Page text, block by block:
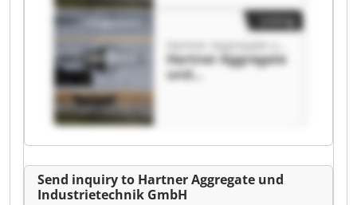
Industrietechnik
Hartner Aggregate
und
GmbH
Send inquiry to Hartner Aggregate und
Industrietechnik GmbH